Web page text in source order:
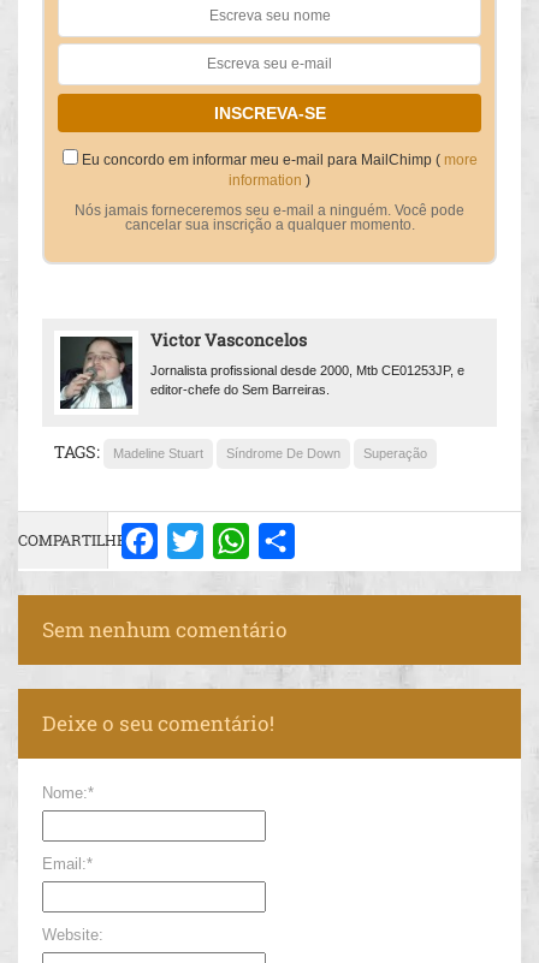
Eu concordo em informar meu e-mail para MailChimp ( more
information )
Nós jamais forneceremos seu e-mail a ninguém. Você pode
cancelar sua inscrição a qualquer momento.
Victor Vasconcelos
Jornalista profissional desde 2000, Mtb CE01253JP, e
editor-chefe do Sem Barreiras.
TAGS: Madeline Stuart Síndrome De Down Superação
COMPARTILHE: Facebook
Twitter WhatsApp
Sem nenhum comentário
Deixe o seu comentário!
Nome:*
Email:*
Website: